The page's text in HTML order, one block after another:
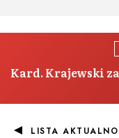
Kard. Krajewski
LISTA